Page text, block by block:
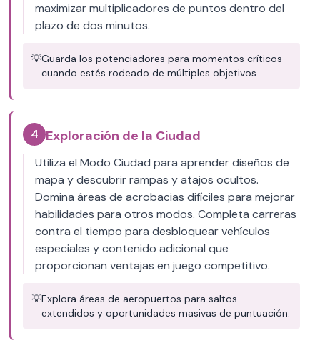
maximizar multiplicadores de puntos dentro del
plazo de dos minutos.
💡Guarda los potenciadores para momentos críticos
cuando estés rodeado de múltiples objetivos.
4 Exploración de la Ciudad
Utiliza el Modo Ciudad para aprender diseños de
mapa y descubrir rampas y atajos ocultos.
Domina áreas de acrobacias difíciles para mejorar
habilidades para otros modos. Completa carreras
contra el tiempo para desbloquear vehículos
especiales y contenido adicional que
proporcionan ventajas en juego competitivo.
💡Explora áreas de aeropuertos para saltos
extendidos y oportunidades masivas de puntuación.